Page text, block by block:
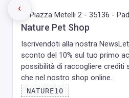
Piazza Metelli 2 - 35136 -
Nature Pet Shop
Iscrivendoti alla nostra
sconto del 10% sul tuo primo
possibilità di raccogliere crediti
che nel nostro shop online.
NATURE10
‹